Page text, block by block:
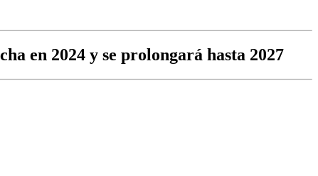
en 2024 y se prolongará hasta 2027